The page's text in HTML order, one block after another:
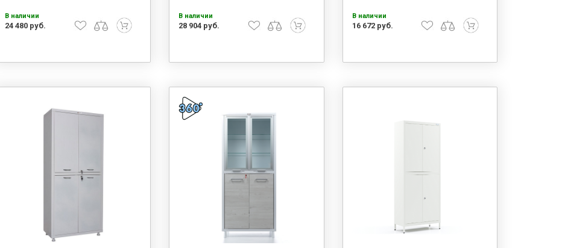
В наличии
24 480 руб.
В наличии
28 904 руб.
В наличии
16 672 руб.